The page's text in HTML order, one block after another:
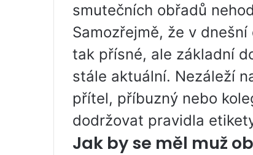
smutečních obřadů
Samozřejmě, že v
tak přísné, ale základní
stále aktuální. Nezáleží
přítel, příbuzný nebo
dodržovat pravidla
Jak by se měl muž